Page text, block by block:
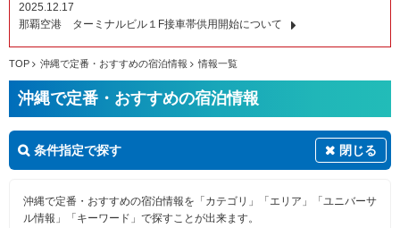
2025.12.17
那覇空港 ターミナルビル１F接車帯供用開始について
TOP 沖縄で定番・おすすめの宿泊情報 情報一覧
沖縄で定番・おすすめの宿泊情報
条件指定で探す 閉じる
沖縄で定番・おすすめの宿泊情報を「カテゴリ」「エリア」「ユニバーサ
ル情報」「キーワード」で探すことが出来ます。